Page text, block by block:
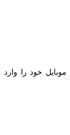
خود را وارد